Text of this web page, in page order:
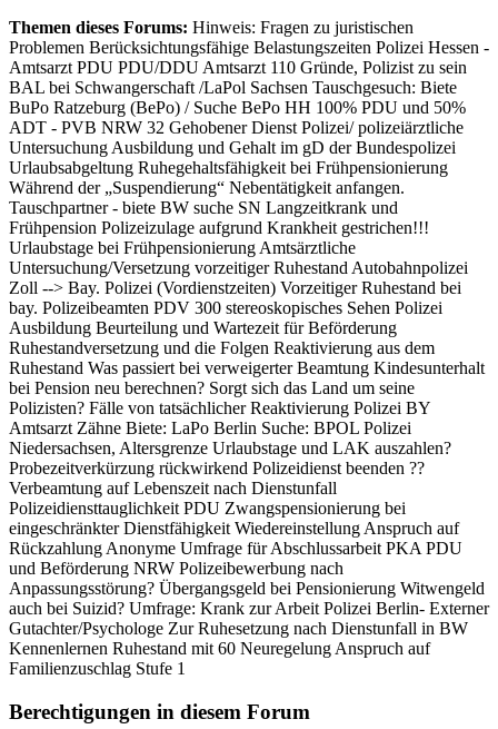
Themen dieses Forums: Hinweis: Fragen zu juristischen
Problemen Berücksichtungsfähige Belastungszeiten Polizei Hessen -
Amtsarzt PDU PDU/DDU Amtsarzt 110 Gründe, Polizist zu sein
BAL bei Schwangerschaft /LaPol Sachsen Tauschgesuch: Biete
BuPo Ratzeburg (BePo) / Suche BePo HH 100% PDU und 50%
ADT - PVB NRW 32 Gehobener Dienst Polizei/ polizeiärztliche
Untersuchung Ausbildung und Gehalt im gD der Bundespolizei
Urlaubsabgeltung Ruhegehaltsfähigkeit bei Frühpensionierung
Während der „Suspendierung“ Nebentätigkeit anfangen.
Tauschpartner - biete BW suche SN Langzeitkrank und
Frühpension Polizeizulage aufgrund Krankheit gestrichen!!!
Urlaubstage bei Frühpensionierung Amtsärztliche
Untersuchung/Versetzung vorzeitiger Ruhestand Autobahnpolizei
Zoll --> Bay. Polizei (Vordienstzeiten) Vorzeitiger Ruhestand bei
bay. Polizeibeamten PDV 300 stereoskopisches Sehen Polizei
Ausbildung Beurteilung und Wartezeit für Beförderung
Ruhestandversetzung und die Folgen Reaktivierung aus dem
Ruhestand Was passiert bei verweigerter Beamtung Kindesunterhalt
bei Pension neu berechnen? Sorgt sich das Land um seine
Polizisten? Fälle von tatsächlicher Reaktivierung Polizei BY
Amtsarzt Zähne Biete: LaPo Berlin Suche: BPOL Polizei
Niedersachsen, Altersgrenze Urlaubstage und LAK auszahlen?
Probezeitverkürzung rückwirkend Polizeidienst beenden ??
Verbeamtung auf Lebenszeit nach Dienstunfall
Polizeidiensttauglichkeit PDU Zwangspensionierung bei
eingeschränkter Dienstfähigkeit Wiedereinstellung Anspruch auf
Rückzahlung Anonyme Umfrage für Abschlussarbeit PKA PDU
und Beförderung NRW Polizeibewerbung nach
Anpassungsstörung? Übergangsgeld bei Pensionierung Witwengeld
auch bei Suizid? Umfrage: Krank zur Arbeit Polizei Berlin- Externer
Gutachter/Psychologe Zur Ruhesetzung nach Dienstunfall in BW
Kennenlernen Ruhestand mit 60 Neuregelung Anspruch auf
Familienzuschlag Stufe 1
Berechtigungen in diesem Forum